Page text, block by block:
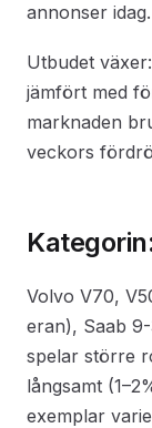
annonser idag.
Utbudet
jämfört med
marknaden
veckors
Volvo V70,
eran), Saab
spelar större
långsamt
exemplar